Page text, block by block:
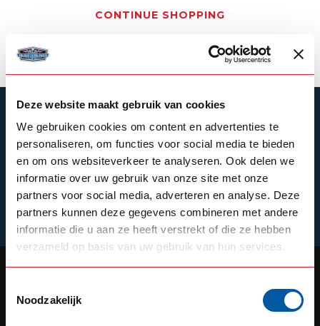
Deze website maakt gebruik van cookies
We gebruiken cookies om content en advertenties te
personaliseren, om functies voor social media te bieden
en om ons websiteverkeer te analyseren. Ook delen we
informatie over uw gebruik van onze site met onze
partners voor social media, adverteren en analyse. Deze
partners kunnen deze gegevens combineren met andere
informatie die u aan ze heeft verstrekt of die ze hebben
verzameld op basis van uw gebruik van hun services.
Noodzakelijk
CONTINUE SHOPPING
SUBSCRIBE TO OUR NEWSLETTER
Stay up to date with our latest offers
Schrijf je in
OUR REPUTATION IS BUILT ON